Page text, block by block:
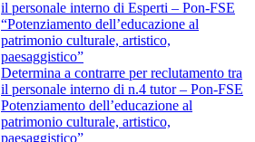
il personale interno di Esperti – Pon-FSE
“Potenziamento dell’educazione al
patrimonio culturale, artistico,
paesaggistico”
Determina a contrarre per reclutamento tra
il personale interno di n.4 tutor – Pon-FSE
Potenziamento dell’educazione al
patrimonio culturale, artistico,
paesaggistico”